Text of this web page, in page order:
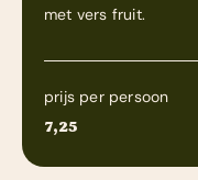
met vers fruit.
prijs per persoon
7,25